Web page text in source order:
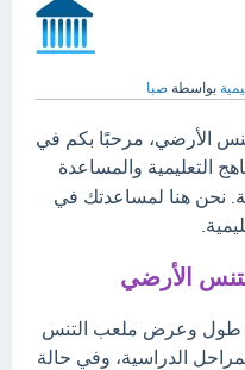
بواسطة صبا
الأرضي، مرحبًا بكم في
التعليمية والمساعدة
نحن هنا لمساعدتك في
الأرضي
طول وعرض ملعب التنس
الدراسية، وفي حالة